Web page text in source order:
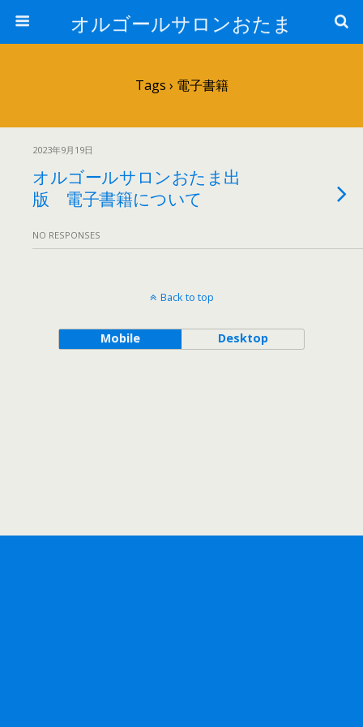
オルゴールサロンおたま
Tags › 電子書籍
2023年9月19日
オルゴールサロンおたま出
版 電子書籍について
NO RESPONSES
Back to top
Mobile Desktop